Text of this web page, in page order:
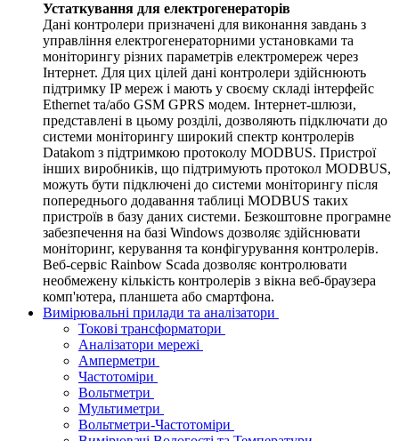
Устаткування для електрогенераторів
Дані контролери призначені для виконання завдань з
управління електрогенераторними установками та
моніторингу різних параметрів електромереж через
Інтернет. Для цих цілей дані контролери здійснюють
підтримку IP мереж і мають у своєму складі інтерфейс
Ethernet та/або GSM GPRS модем. Інтернет-шлюзи,
представлені в цьому розділі, дозволяють підключати до
системи моніторингу широкий спектр контролерів
Datakom з підтримкою протоколу MODBUS. Пристрої
інших виробників, що підтримують протокол MODBUS,
можуть бути підключені до системи моніторингу після
попереднього додавання таблиці MODBUS таких
пристроїв в базу даних системи. Безкоштовне програмне
забезпечення на базі Windows дозволяє здійснювати
моніторинг, керування та конфігурування контролерів.
Веб-сервіс Rainbow Scada дозволяє контролювати
необмежену кількість контролерів з вікна веб-браузера
комп'ютера, планшета або смартфона.
Вимірювальні прилади та аналізатори
Токові трансформатори
Аналізатори мережі
Амперметри
Частотоміри
Вольтметри
Мультиметри
Вольтметри-Частотоміри